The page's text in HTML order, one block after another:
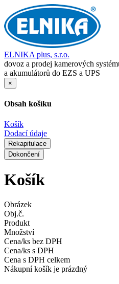
ELNIKA plus, s.r.o.
dovoz a prodej kamerových
a akumulátorů do EZS a UPS
×
Obsah košíku
Košík
Dodací údaje
Rekapitulace
Dokončení
Košík
Obrázek
Obj.č.
Produkt
Množství
Cena/ks bez DPH
Cena/ks s DPH
Cena s DPH celkem
Nákupní košík je prázdný